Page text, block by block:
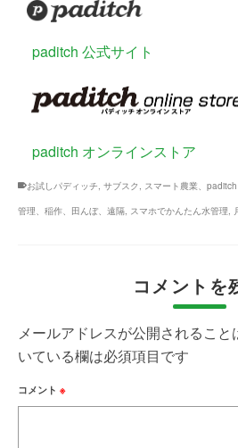
paditch 公式サイト
paditch オンラインストア
お試しパディッチ, サブスク , スマート農業、
管理、稲作、田んぼ、遠隔, スマホでかんたん水管理,
コメントを
メールアドレスが公開されること
いている欄は必須項目です
コメント ※